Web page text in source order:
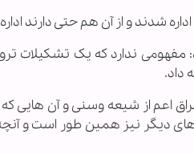
شدند و از آن هم حتی دارند
ندارد که یک تشکیلات
داد.
اعم از شیعه وسنی و آن هایی
دیگر نیز همین طور است و